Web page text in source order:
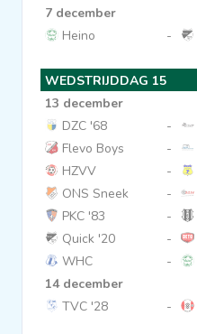
7 december
Heino
-
WEDSTRIJDDAG 15
13 december
DZC '68
-
Flevo Boys
-
HZVV
-
ONS Sneek
-
PKC '83
-
Quick '20
-
WHC
-
14 december
TVC '28
-